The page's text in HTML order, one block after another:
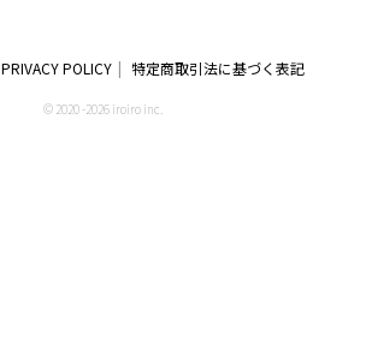
PRIVACY POLICY 特定商取引法に基づく表記
© 2020 -2026 iroiro inc.